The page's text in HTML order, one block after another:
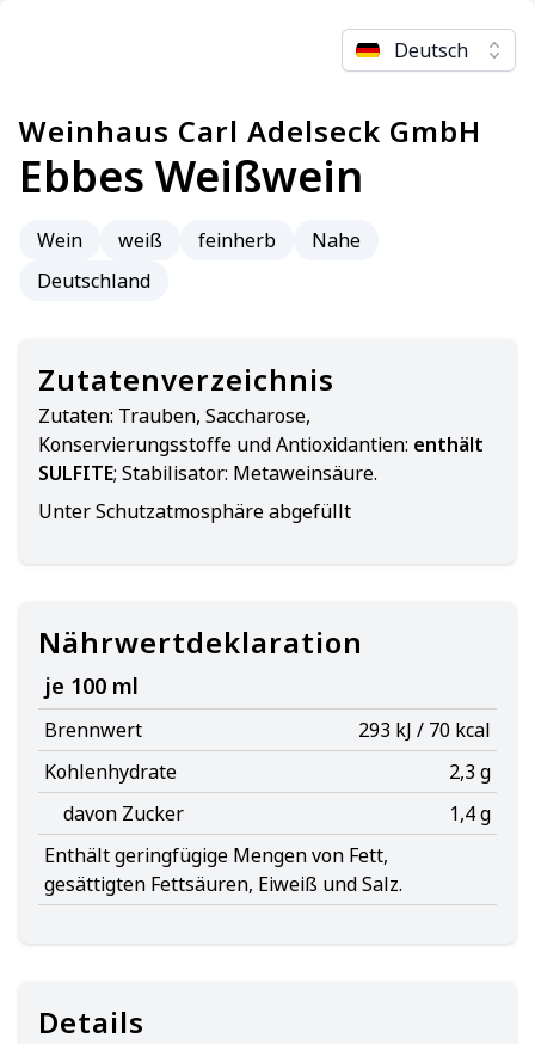
Deutsch
Weinhaus Carl Adelseck GmbH
Ebbes Weißwein
Wein weiß feinherb
Nahe
Deutschland
Zutatenverzeichnis
Zutaten: Trauben, Saccharose,
Konservierungsstoffe und Antioxidantien: enthält
SULFITE; Stabilisator: Metaweinsäure.
Unter Schutzatmosphäre abgefüllt
Nährwertdeklaration
je 100 ml
Brennwert
293 kJ / 70 kcal
Kohlenhydrate
2,3 g
davon Zucker
1,4 g
Enthält geringfügige Mengen von Fett,
gesättigten Fettsäuren, Eiweiß und Salz.
Details